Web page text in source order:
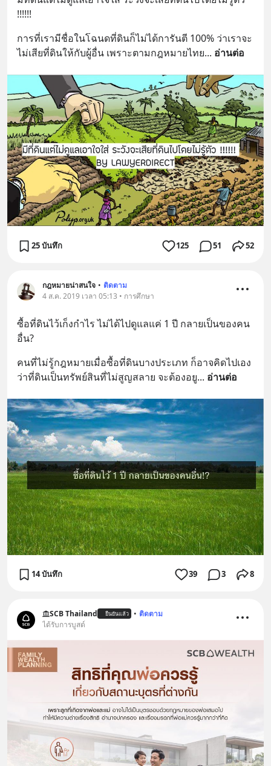
!!!!!!
การที่เรามีชื่อในโฉนดที่ดินก็ไม่ได้การันตี 100% ว่าเราจะ
ไม่เสียที่ดินให้กับผู้อื่น เพราะตามกฎหมายไทย... อ่านต่อ
25 บันทึก 125 51 52
กฎหมายน่าสนใจ • ติดตาม
4 ส.ค. 2019 เวลา 05:13 • การศึกษา
ซื้อที่ดินไว้เก็งกำไร ไม่ได้ไปดูแลแค่ 1 ปี กลายเป็นของคน
อื่น?
คนที่ไม่รู้กฎหมายเมื่อซื้อที่ดินบางประเภท ก็อาจคิดไปเอง
ว่าที่ดินเป็นทรัพย์สินที่ไม่สูญสลาย จะต้องอยู... อ่านต่อ
14 บันทึก 39 3 8
SCB Thailand ยืนยันแล้ว • ติดตาม
ได้รับการบูสต์